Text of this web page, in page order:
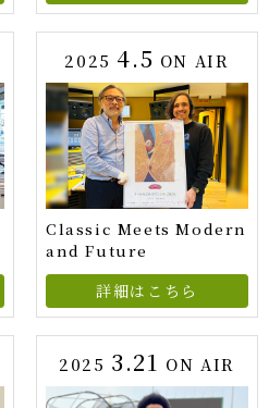
2025 4.5 ON AIR
Classic Meets Modern
and Future
詳細はこちら
2025 3.21 ON AIR